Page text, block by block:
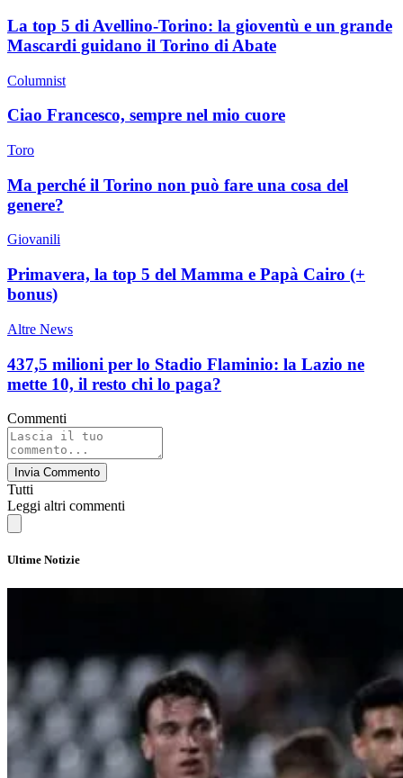
La top 5 di Avellino-Torino: la gioventù e un grande
Mascardi guidano il Torino di Abate
Columnist
Ciao Francesco, sempre nel mio cuore
Toro
Ma perché il Torino non può fare una cosa del
genere?
Giovanili
Primavera, la top 5 del Mamma e Papà Cairo (+
bonus)
Altre News
437,5 milioni per lo Stadio Flaminio: la Lazio ne
mette 10, il resto chi lo paga?
Commenti
Invia Commento
Tutti
Leggi altri commenti
Ultime Notizie